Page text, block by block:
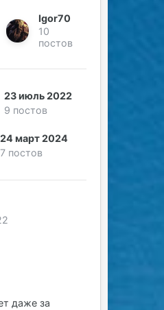
Igor70
10
постов
23 июль 2022
9 постов
24 март 2024
7 постов
даже за